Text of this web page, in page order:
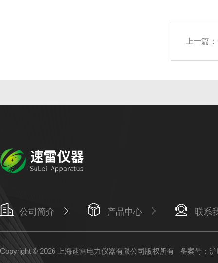
上一篇：
公司简介 产品中心 联系
Copyright © 2026 上海速雷电力仪器有限公司版权所有 备案号：